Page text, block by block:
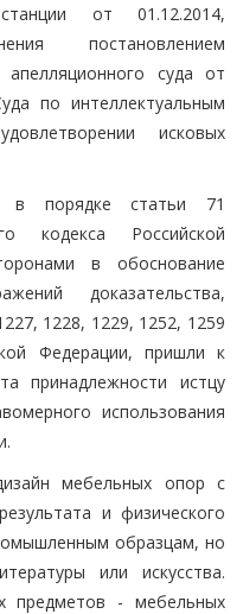
от 01.12.2014,
постановлением
суда от
по интеллектуальным
исковых
в порядке статьи 71
кодекса Российской
в обоснование
доказательства,
1228, 1229, 1252, 1259
Федерации, пришли к
принадлежности истцу
использования
мебельных опор с
и физического
образцам, но
или искусства.
предметов - мебельных